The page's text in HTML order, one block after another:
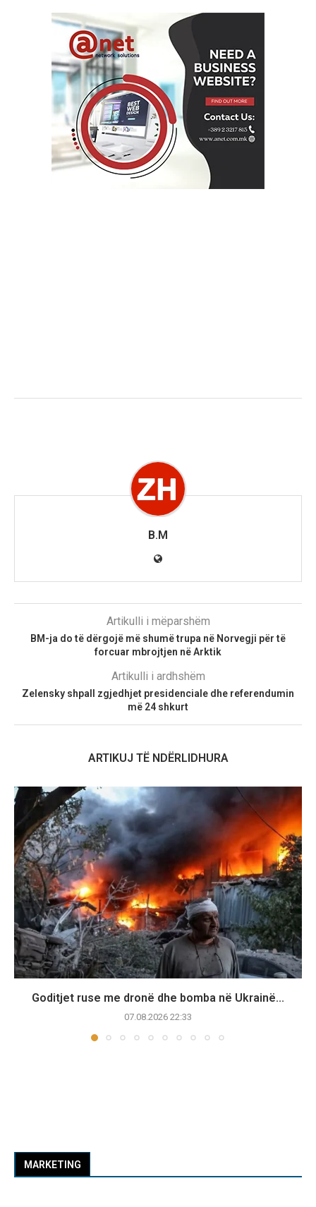
B.M
Artikulli i mëparshëm
BM-ja do të dërgojë më shumë trupa në Norvegji për të
forcuar mbrojtjen në Arktik
Artikulli i ardhshëm
Zelensky shpall zgjedhjet presidenciale dhe referendumin
më 24 shkurt
ARTIKUJ TË NDËRLIDHURA
Goditjet ruse me dronë dhe bomba në Ukrainë...
07.08.2026 22:33
MARKETING